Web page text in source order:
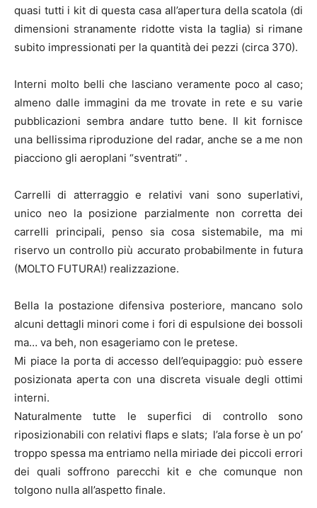
quasi tutti i kit di questa casa all’apertura della scatola (di
dimensioni stranamente ridotte vista la taglia) si rimane
subito impressionati per la quantità dei pezzi (circa 370).
Interni molto belli che lasciano veramente poco al caso;
almeno dalle immagini da me trovate in rete e su varie
pubblicazioni sembra andare tutto bene. Il kit fornisce
una bellissima riproduzione del radar, anche se a me non
piacciono gli aeroplani “sventrati” .
Carrelli di atterraggio e relativi vani sono superlativi,
unico neo la posizione parzialmente non corretta dei
carrelli principali, penso sia cosa sistemabile, ma mi
riservo un controllo più accurato probabilmente in futura
(MOLTO FUTURA!) realizzazione.
Bella la postazione difensiva posteriore, mancano solo
alcuni dettagli minori come i fori di espulsione dei bossoli
ma… va beh, non esageriamo con le pretese.
Mi piace la porta di accesso dell’equipaggio: può essere
posizionata aperta con una discreta visuale degli ottimi
interni.
Naturalmente tutte le superfici di controllo sono
riposizionabili con relativi flaps e slats; l’ala forse è un po’
troppo spessa ma entriamo nella miriade dei piccoli errori
dei quali soffrono parecchi kit e che comunque non
tolgono nulla all’aspetto finale.